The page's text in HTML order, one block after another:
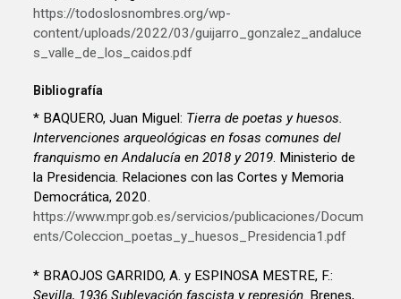
https://todoslosnombres.org/wp-
content/uploads/2022/03/guijarro_gonzalez_andaluce
s_valle_de_los_caidos.pdf
Bibliografía
* BAQUERO, Juan Miguel: Tierra de poetas y huesos.
Intervenciones arqueológicas en fosas comunes del
franquismo en Andalucía en 2018 y 2019
la Presidencia. Relaciones con las Cortes y Memoria
Democrática, 2020.
https://www.mpr.gob.es/servicios/publicaciones/Docum
ents/Coleccion_poetas_y_huesos_Presidencia1.pdf
* BRAOJOS GARRIDO, A. y ESPINOSA MESTRE, F.:
Sevilla, 1936.Sublevación fascista y represión . Brenes,